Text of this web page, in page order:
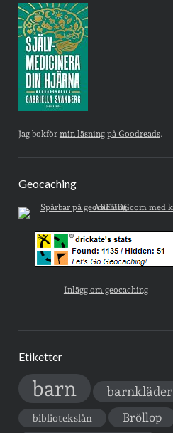
Jag bokför min läsning på Goodreads.
Geocaching
Inlägg om geocaching
Etiketter
barn barnkläder
bibliotekslån Bröllop